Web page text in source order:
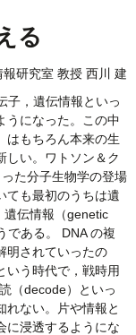
る
研究室 教授 西川 建
子，遺伝情報といっ
うになった。この中
はもちろん本来の生
しい。ワトソン＆ク
た分子生物学の登場
ても最初のうちは遺
遺伝情報（genetic
である。 DNA の複
明されていったの
いう時代で，戦時用
（decode）といっ
れない。片や情報と
に浸透するようにな